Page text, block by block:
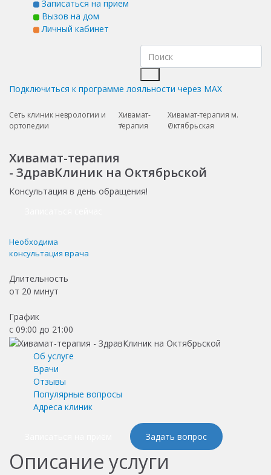
Записаться на прием
Вызов на дом
Личный кабинет
Подключиться к программе лояльности через MAX
Сеть клиник неврологии и
ортопедии
Хивамат-
терапия
Хивамат-терапия м.
Октябрьская
Хивамат-терапия
- ЗдравКлиник на Октябрьской
Консультация в день обращения!
Необходима
консультация врача
Длительность
от 20 минут
График
с 09:00 до 21:00
Об услуге
Врачи
Отзывы
Популярные вопросы
Адреса клиник
Задать вопрос
Описание услуги